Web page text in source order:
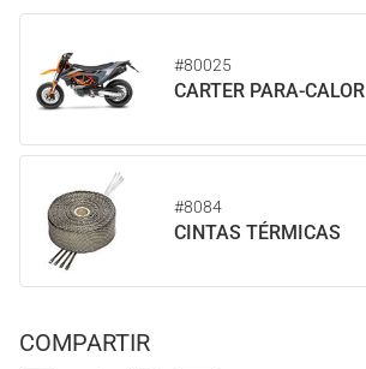
#80025
CARTER PARA-CALOR
#8084
CINTAS TÉRMICAS
COMPARTIR